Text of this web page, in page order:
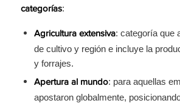
categorías:
Agricultura extensiva: categoría que
de cultivo y región e incluye la
y forrajes.
Apertura al mundo: para aquellas
apostaron globalmente,